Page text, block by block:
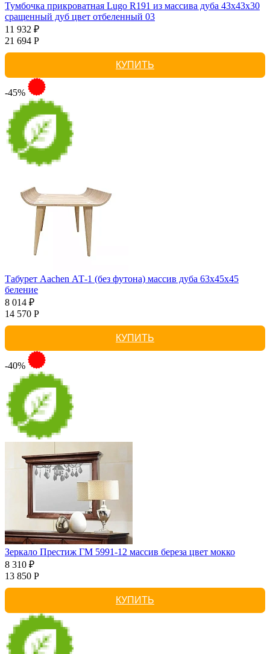
Тумбочка прикроватная Lugo R191 из массива дуба 43х43х30
сращенный дуб цвет отбеленный 03
11 932 ₽
21 694 Р
КУПИТЬ
-45%
Табурет Aachen АТ-1 (без футона) массив дуба 63х45х45
беление
8 014 ₽
14 570 Р
КУПИТЬ
-40%
Зеркало Престиж ГМ 5991-12 массив береза цвет мокко
8 310 ₽
13 850 Р
КУПИТЬ